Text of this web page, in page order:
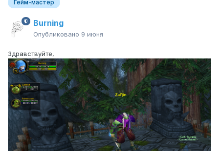
Гейм-мастер
Burning
Опубликовано 9 июня
Здравствуйте,